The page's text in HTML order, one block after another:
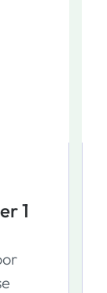
1